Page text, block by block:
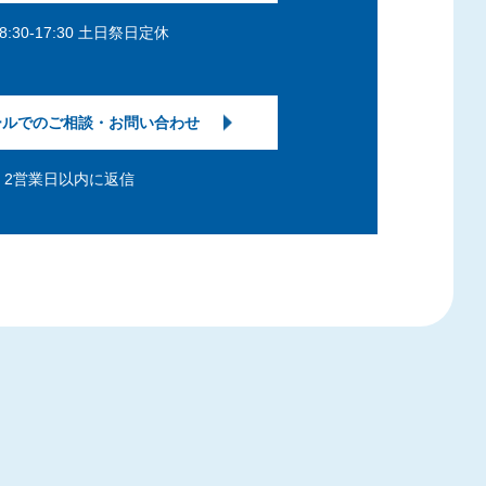
17:30 土日祭日定休
でのご相談・お問い合わせ
2営業日以内に返信